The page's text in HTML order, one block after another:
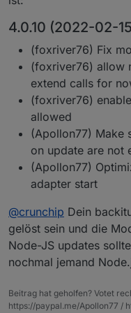
4.0.10 (2022-02-
(foxriver76) Fix
(foxriver76) allow
extend calls for
(foxriver76)
allowed
(Apollon77) Make
on update are not
(Apollon77)
adapter start
@crunchip Dein
gelöst sein und die
Node-JS updates
nochmal jemand
Beitrag hat geholfen? Votet
https://paypal.me/Apollon77 /